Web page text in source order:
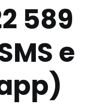
589
e